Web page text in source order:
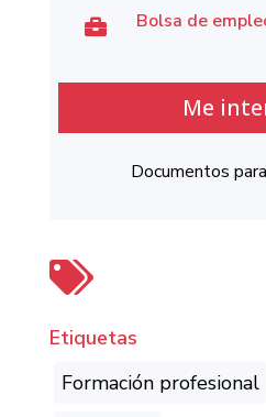

Etiquetas
Formación profesional
 Bolsa de
Me
Documentos